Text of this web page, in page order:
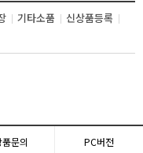
기타소품
신상품등록
문의 PC버전